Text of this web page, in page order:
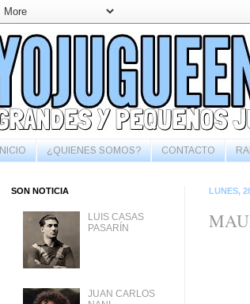
INICIO ¿QUIENES SOMOS? CONTACTO
LUNES,
SON NOTICIA
LUIS CASAS
PASARÍN
JUAN CARLOS